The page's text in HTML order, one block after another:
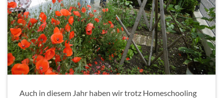
Auch in diesem Jahr haben wir trotz Homeschooling